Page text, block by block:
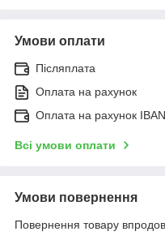
Умови оплати
Післяплата
Оплата на рахунок
Оплата на рахунок IBAN
Всі умови оплати
Умови повернення
Повернення товару